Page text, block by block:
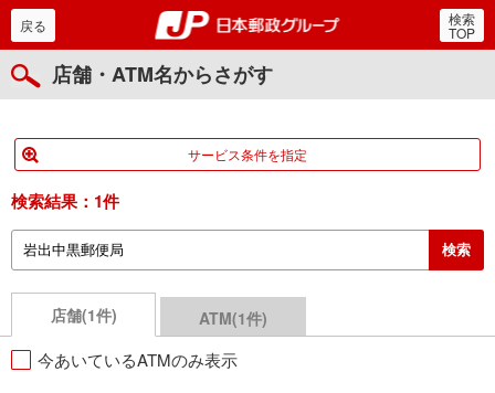
郵便局・日本郵政グルー
戻る 検索
TOP
店舗・ATM名からさがす
サービス条件を指定
検索結果： 1件
店舗(1件) ATM(1件)
今あいているATMのみ表示